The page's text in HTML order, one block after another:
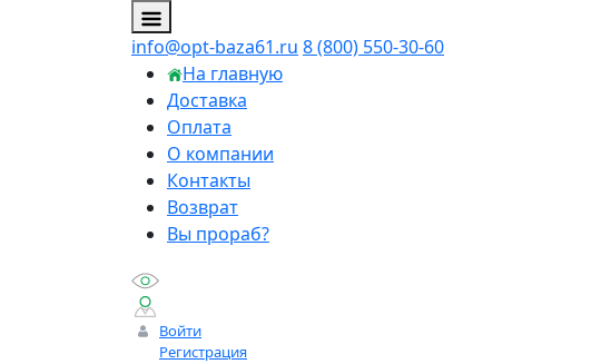
info@opt-baza61.ru 8 (800) 550-30-60
На главную
Доставка
Оплата
О компании
Контакты
Возврат
Вы прораб?
Войти
Регистрация